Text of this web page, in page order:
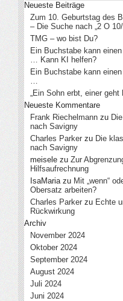
Neueste Beiträge
Zum 10. Geburtstag des
– Die Suche nach „2 O 10/
TMG – wo bist Du?
Ein Buchstabe kann
… Kann KI helfen?
Ein Buchstabe kann
…
„Ein Sohn erbt, einer geht
Neueste Kommentare
Frank Riechelmann zu
nach Savigny
Charles Parker zu Die
nach Savigny
meisele zu Zur
Hilfsaufrechnung
IsaMariazu Mit „wenn“
Obersatz arbeiten?
Charles Parker zu Echte
Rückwirkung
Archiv
November 2024
Oktober 2024
September 2024
August 2024
Juli 2024
Juni 2024